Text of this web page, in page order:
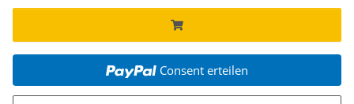
Consent erteilen